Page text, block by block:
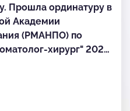
Прошла ординатуру в
Академии
(РМАНПО) по
хирург" 2022